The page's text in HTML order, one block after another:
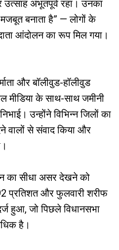
अभूतपूर्व रहा। उनका
बनाता है” — लोगों के
आंदोलन का रूप मिल गया।
और बॉलीवुड-हॉलीवुड
मीडिया के साथ-साथ जमीनी
उन्होंने विभिन्न जिलों का
वालों से संवाद किया और
का सीधा असर देखने को
प्रतिशत और फुलवारी शरीफ
हुआ, जो पिछले विधानसभा
है।